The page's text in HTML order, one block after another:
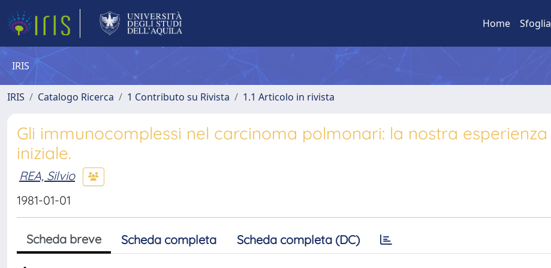
Home Sfoglia
IRIS
IRIS Catalogo Ricerca 1 Contributo su Rivista 1.1 Articolo in rivista
Gli immunocomplessi nel carcinoma polmonari: la nostra esperienza
iniziale.
REA, Silvio
1981-01-01
Scheda breve Scheda completa Scheda completa (DC)